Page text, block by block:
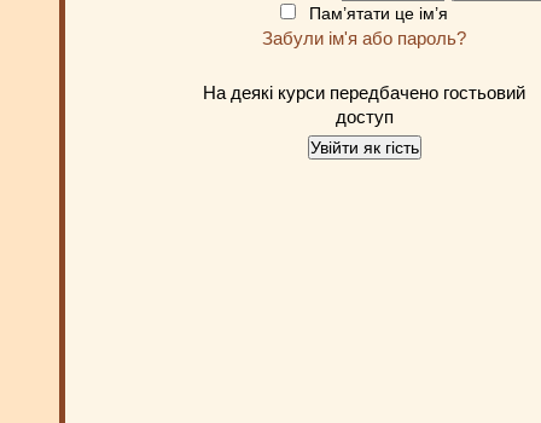
Пам’ятати це ім’я
Забули ім'я або пароль?
На деякі курси передбачено гостьовий
доступ